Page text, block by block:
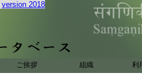
version 2018
ご挨拶 組織 利
應言依一門轉 云云
論下文云。何故諸
可了者一已能了。
取。異於眼等識。